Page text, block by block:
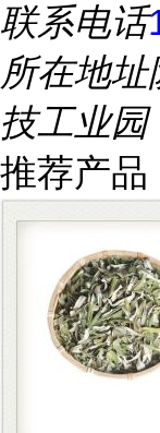
联系电话
所在地址
技工业园
推荐产品